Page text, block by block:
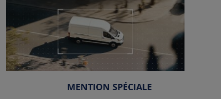
MENTION SPÉCIALE